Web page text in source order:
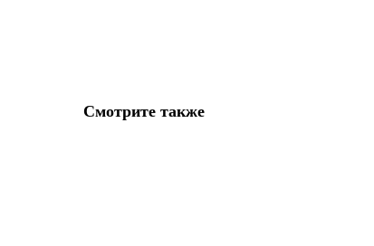
Смотрите также